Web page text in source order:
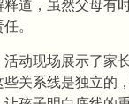
道，虽然父母有
。
动现场展示了家
关系线是独立的